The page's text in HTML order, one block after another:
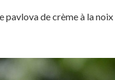
de crème à la